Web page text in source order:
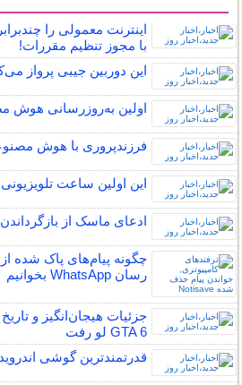
اینترنت معمولی را
با مجوز تنظیم مقررات!
این دوربین جیبی پرواز
اولین به‌روزرسانی هوش
فرزندپروری با هوش
این اولین ساعت
ادعای ماسک از بازگرداندن
چگونه پیام‌های پاک شده
رسان WhatsApp بخوانیم
جزئیات هیجان‌انگیز و
GTA 6 لو رفت
قدرتمندترین گوشی